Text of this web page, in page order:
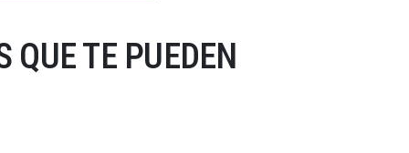
QUE TE PUEDEN